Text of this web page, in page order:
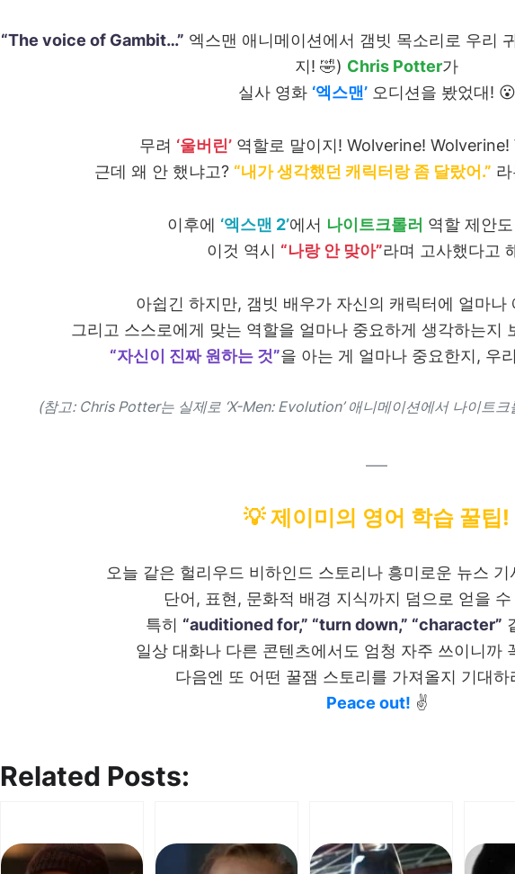
“The voice of Gambit…” 엑스맨 애니메이션에서 갬빗 목소리로 우리
지! 🤣) Chris Potter가
실사 영화 ‘엑스맨’오디션을 봤었대! 😮
무려 ‘울버린’ 역할로 말이지! Wolverine!
근데 왜 안 했냐고? “내가 생각했던 캐릭터랑 좀 달랐어.”
이후에 ‘엑스맨 2’에서 나이트크롤러 역할 제안
이것 역시 “나랑 안 맞아”라며 고사했다고
아쉽긴 하지만, 갬빗 배우가 자신의 캐릭터에 얼마나
그리고 스스로에게 맞는 역할을 얼마나 중요하게 생각하는지
“자신이 진짜 원하는 것”을 아는 게 얼마나 중요한지, 우
(참고: Chris Potter는 실제로 ‘X-Men: Evolution’ 애니메이션에서 나이트
–––
💡 제이미의 영어 학습 꿀팁!
오늘 같은 헐리우드 비하인드 스토리나 흥미로운 뉴스 기
단어, 표현, 문화적 배경 지식까지 덤으로 얻을
특히 “auditioned for,” “turn down,” “character”
일상 대화나 다른 콘텐츠에서도 엄청 자주 쓰이니까
다음엔 또 어떤 꿀잼 스토리를 가져올지 기대
Peace out! ✌️
Related Posts: